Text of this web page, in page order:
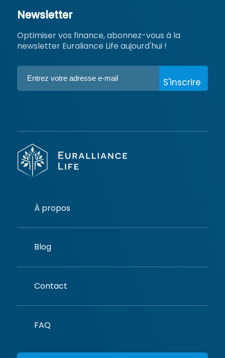
Newsletter
Optimiser vos finance, abonnez-vous à la
newsletter Euraliance Life aujourd'hui !
À propos
Blog
Contact
FAQ